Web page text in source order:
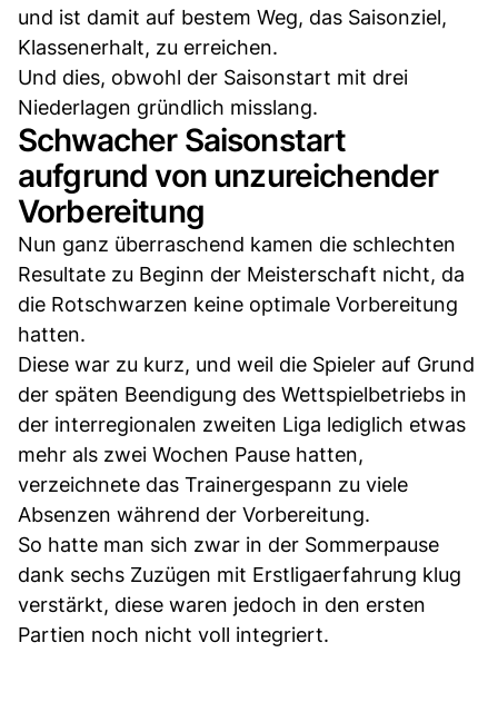
und ist damit auf bestem Weg, das Saisonziel,
Klassenerhalt, zu erreichen.
Und dies, obwohl der Saisonstart mit drei
Niederlagen gründlich misslang.
Schwacher Saisonstart
aufgrund von unzureichender
Vorbereitung
Nun ganz überraschend kamen die schlechten
Resultate zu Beginn der Meisterschaft nicht, da
die Rotschwarzen keine optimale Vorbereitung
hatten.
Diese war zu kurz, und weil die Spieler auf Grund
der späten Beendigung des Wettspielbetriebs in
der interregionalen zweiten Liga lediglich etwas
mehr als zwei Wochen Pause hatten,
verzeichnete das Trainergespann zu viele
Absenzen während der Vorbereitung.
So hatte man sich zwar in der Sommerpause
dank sechs Zuzügen mit Erstligaerfahrung klug
verstärkt, diese waren jedoch in den ersten
Partien noch nicht voll integriert.